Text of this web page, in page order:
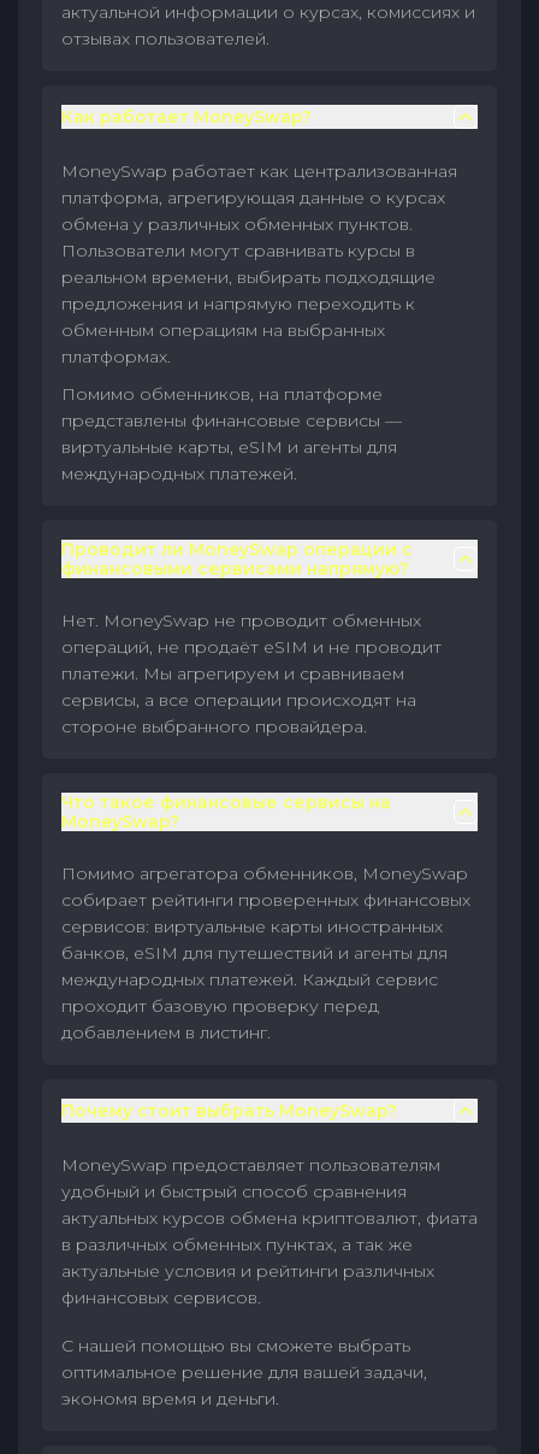
актуальной информации о курсах, комиссиях и
отзывах пользователей.
Как работает MoneySwap?
MoneySwap работает как централизованная
платформа, агрегирующая данные о курсах
обмена у различных обменных пунктов.
Пользователи могут сравнивать курсы в
реальном времени, выбирать подходящие
предложения и напрямую переходить к
обменным операциям на выбранных
платформах.
Помимо обменников, на платформе
представлены финансовые сервисы —
виртуальные карты, eSIM и агенты для
международных платежей.
Проводит ли MoneySwap операции с
финансовыми сервисами напрямую?
Нет. MoneySwap не проводит обменных
операций, не продаёт eSIM и не проводит
платежи. Мы агрегируем и сравниваем
сервисы, а все операции происходят на
стороне выбранного провайдера.
Что такое финансовые сервисы на
MoneySwap?
Помимо агрегатора обменников, MoneySwap
собирает рейтинги проверенных финансовых
сервисов: виртуальные карты иностранных
банков, eSIM для путешествий и агенты для
международных платежей. Каждый сервис
проходит базовую проверку перед
добавлением в листинг.
Почему стоит выбрать MoneySwap?
MoneySwap предоставляет пользователям
удобный и быстрый способ сравнения
актуальных курсов обмена криптовалют, фиата
в различных обменных пунктах, а так же
актуальные условия и рейтинги различных
финансовых сервисов.
С нашей помощью вы сможете выбрать
оптимальное решение для вашей задачи,
экономя время и деньги.